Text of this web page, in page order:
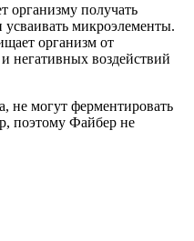
организму получать
микроэлементы.
организм от
негативных воздействий
не могут ферментировать
поэтому Файбер не